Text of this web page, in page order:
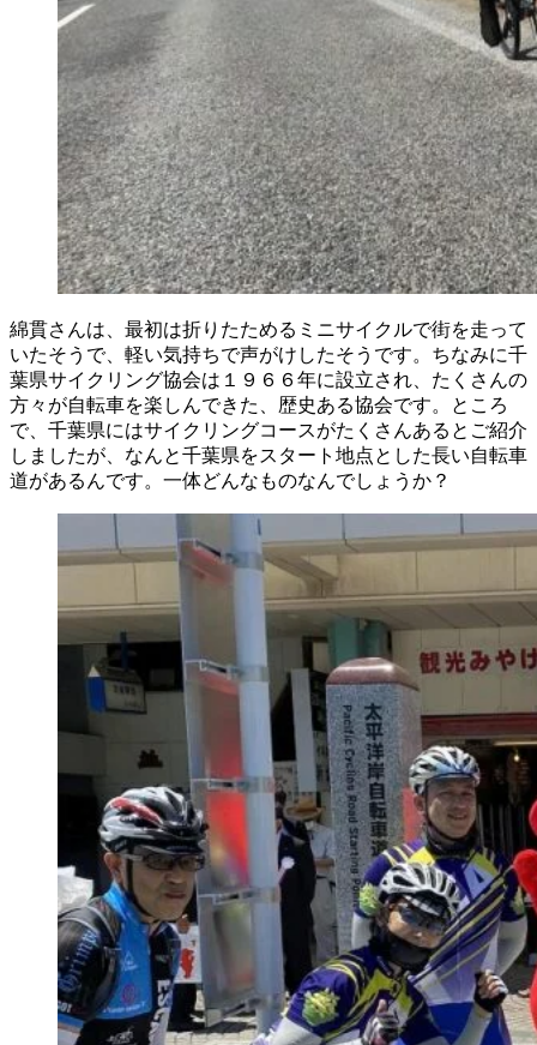
綿貫さんは、最初は折りたためるミニサイクルで街を走って
いたそうで、軽い気持ちで声がけしたそうです。ちなみに千
葉県サイクリング協会は１９６６年に設立され、たくさんの
方々が自転車を楽しんできた、歴史ある協会です。ところ
で、千葉県にはサイクリングコースがたくさんあるとご紹介
しましたが、なんと千葉県をスタート地点とした長い自転車
道があるんです。一体どんなものなんでしょうか？